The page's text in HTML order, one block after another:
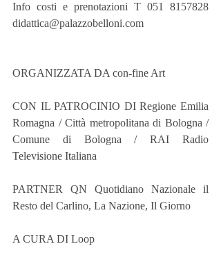
Info costi e prenotazioni T 051 8157828
didattica@palazzobelloni.com
ORGANIZZATA DA con-fine Art
CON IL PATROCINIO DI Regione Emilia
Romagna / Città metropolitana di Bologna /
Comune di Bologna / RAI Radio
Televisione Italiana
PARTNER QN Quotidiano Nazionale il
Resto del Carlino, La Nazione, Il Giorno
A CURA DI Loop